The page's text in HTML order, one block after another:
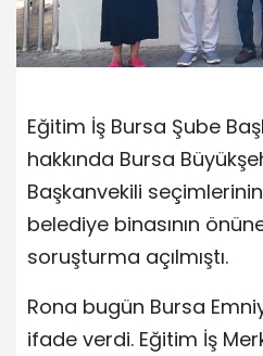
Eğitim İş Bursa Şube
hakkında Bursa
Başkanvekili
belediye binasının
soruşturma açılmıştı.
Rona bugün Bursa
ifade verdi. Eğitim İş